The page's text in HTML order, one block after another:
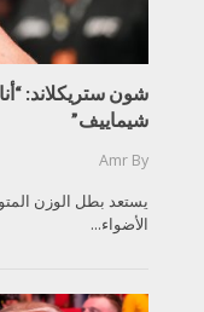
شون ستريكلاند:
شيماييف”
By
Amr
يستعد بطل الوزن
الأضواء...